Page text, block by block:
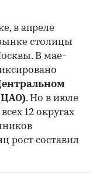
в апреле
столицы
В мае-
. Но в июле
12 округах
рост составил